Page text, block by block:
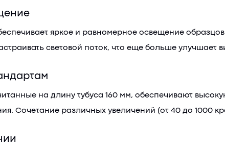
яркое и равномерное освещение
световой поток, что еще больше улучшает
на длину тубуса 160 мм, обеспечивают
Сочетание различных увеличений (от 40 до 1000